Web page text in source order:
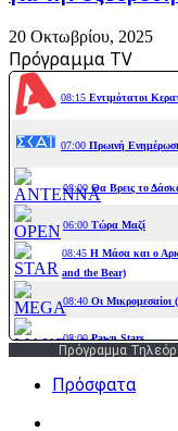
20 Οκτωβρίου, 2025
Πρόγραμμα TV
Πρόγραμμα
Πρόσφατα